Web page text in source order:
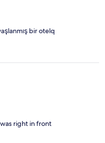
bir otelq
right in front